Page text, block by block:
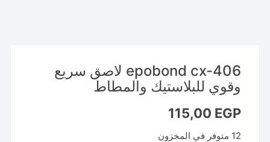
epobond cx-406 لاصق سريع
وقوي للبلاستيك والمطاط
115,00 EGP
12 متوفر في المخزون